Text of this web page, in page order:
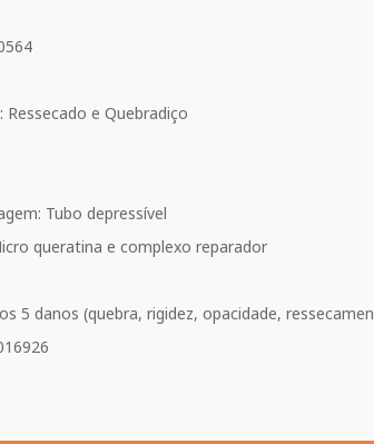
e Quebradiço
Tubo depressível
queratina e complexo reparador
5 danos (quebra, rigidez, opacidade,